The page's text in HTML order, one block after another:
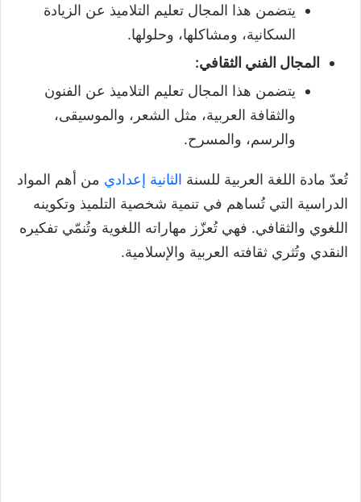
يتضمن هذا المجال تعليم التلاميذ عن الزيادة
السكانية، ومشاكلها، وحلولها.
المجال الفني الثقافي:
يتضمن هذا المجال تعليم التلاميذ عن الفنون
والثقافة العربية، مثل الشعر، والموسيقى،
والرسم، والمسرح.
تُعدّ مادة اللغة العربية للسنة الثانية إعدادي من أهم المواد
الدراسية التي تُساهم في تنمية شخصية التلميذ وتكوينه
اللغوي والثقافي. فهي تُعزّز مهاراته اللغوية وتُنمّي تفكيره
النقدي وتُثري ثقافته العربية والإسلامية.